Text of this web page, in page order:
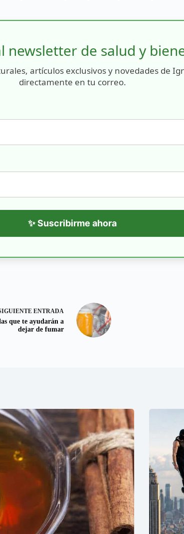
newsletter de salud y
artículos exclusivos y novedades de
directamente en tu correo.
✨ Suscribirme ahora
ENTRADA
que te ayudarán a
dejar de fumar